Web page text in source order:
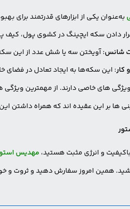
به‌عنوان یکی از ابزارهای قدرتمند برای
دادن سکه ایچینگ در کشوی پول،
شانس: آویختن سه یا شش عدد از این
کار: این سکه‌ها به ایجاد تعادل در فضای
های خاصی دارند. از مهمترین ویژگی
ها بر این عقیده اند که همراه داشتن
و انرژی مثبت هستید، مهدیس
همین امروز سفارش دهید و ثروت